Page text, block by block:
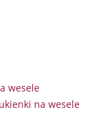
wesele
na wesele